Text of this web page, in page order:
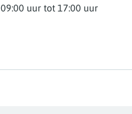
09:00 uur tot 17:00 uur